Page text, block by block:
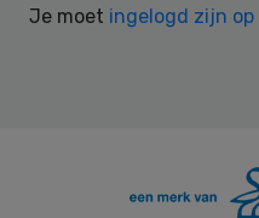
Je moet ingelogd zijn op